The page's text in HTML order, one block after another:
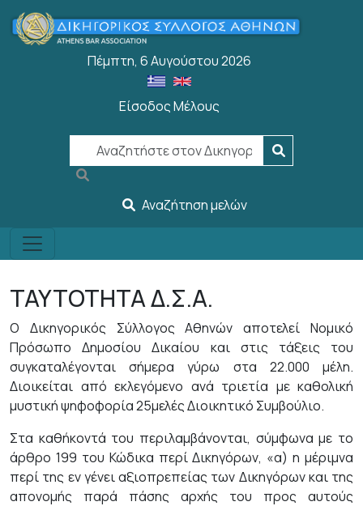
Παράκαμψη προς το κυρίως περιεχόμενο
Πέμπτη, 6 Αυγούστου 2026
User account menu
Είσοδος Μέλους
Αναζήτηση μελών
ΤΑΥΤΟΤΗΤΑ Δ.Σ.Α.
Ο Δικηγορικός Σύλλογος Αθηνών αποτελεί Νομικό
Πρόσωπο Δημοσίου Δικαίου και στις τάξεις του
συγκαταλέγονται σήμερα γύρω στα 22.000 μέλη.
Διοικείται από εκλεγόμενο ανά τριετία με καθολική
μυστική ψηφοφορία 25μελές Διοικητικό Συμβούλιο.
Στα καθήκοντά του περιλαμβάνονται, σύμφωνα με το
άρθρο 199 του Κώδικα περί Δικηγόρων, «α) η μέριμνα
περί της εν γένει αξιοπρεπείας των Δικηγόρων και της
απονομής παρά πάσης αρχής του προς αυτούς